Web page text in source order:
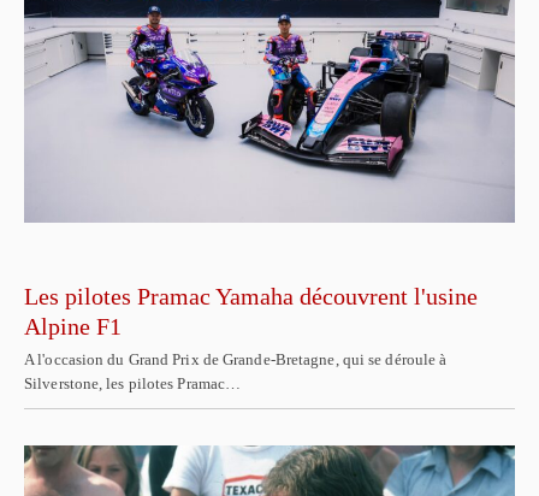
Les pilotes Pramac Yamaha découvrent l'usine
Alpine F1
A l'occasion du Grand Prix de Grande-Bretagne, qui se déroule à
Silverstone, les pilotes Pramac…